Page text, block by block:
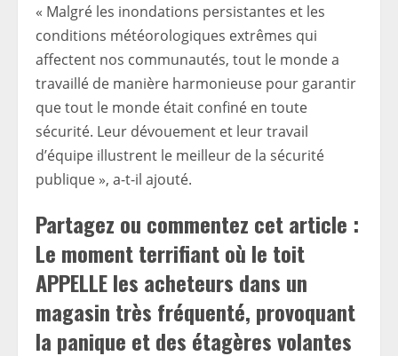
« Malgré les inondations persistantes et les
conditions météorologiques extrêmes qui
affectent nos communautés, tout le monde a
travaillé de manière harmonieuse pour garantir
que tout le monde était confiné en toute
sécurité. Leur dévouement et leur travail
d’équipe illustrent le meilleur de la sécurité
publique », a-t-il ajouté.
Partagez ou commentez cet article :
Le moment terrifiant où le toit
APPELLE les acheteurs dans un
magasin très fréquenté, provoquant
la panique et des étagères volantes